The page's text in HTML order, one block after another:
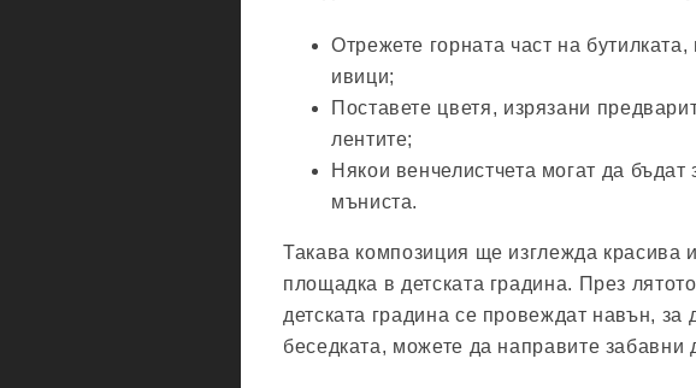
Отрежете горната част на
ивици;
Поставете цветя, изрязани
лентите;
Някои венчелистчета могат да
мъниста.
Такава композиция ще изглежда красива
площадка в детската градина. През
детската градина се провеждат навън, за
беседката, можете да направите забавни